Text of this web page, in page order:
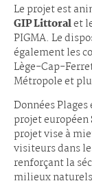
Le projet est
GIP Littoralet
PIGMA. Le
également les
Lège-Cap-
Métropole et
Données
projet européen
projet vise à
visiteurs dans
renforçant la
milieux